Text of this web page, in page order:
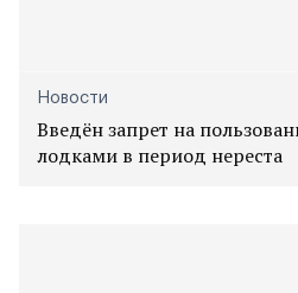
Новости
Введён запрет на
лодками в период нереста